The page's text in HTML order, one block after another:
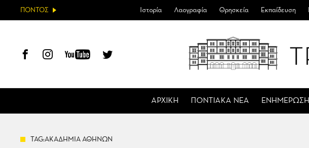
ΠΟΝΤΟΣ Ιστορία Λαογραφία Θρησκεία Εκπαίδευση
ΑΡΧΙΚΗ ΠΟΝΤΙΑΚΑ ΝΕΑ ΕΝΗΜΕΡΩΣΗ
TAG:ΑΚΑΔΗΜΙΑ ΑΘΗΝΩΝ